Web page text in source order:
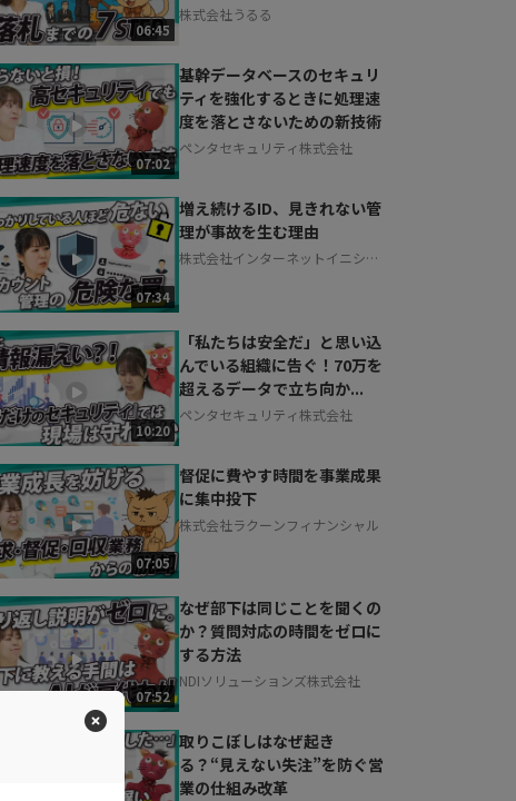
06:45
株式会社うるる
07:02
基幹データベースのセキュリ
ティを強化するときに処理速
度を落とさないための新技術
ペンタセキュリティ株式会社
07:34
増え続けるID、見きれない管
理が事故を生む理由
株式会社インターネットイニシア
10:20
「私たちは安全だ」と思い込
んでいる組織に告ぐ！70万を
超えるデータで立ち向か...
ペンタセキュリティ株式会社
07:05
督促に費やす時間を事業成果
に集中投下
株式会社ラクーンフィナンシャル
07:52
なぜ部下は同じことを聞くの
か？質問対応の時間をゼロに
する方法
NDIソリューションズ株式会社
取りこぼしはなぜ起き
る？“見えない失注”を防ぐ営
業の仕組み改革